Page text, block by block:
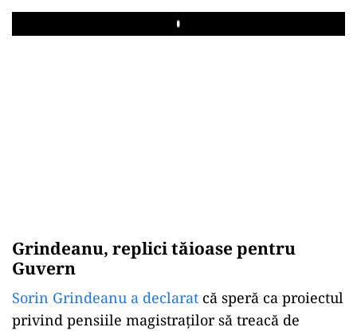
Play
Grindeanu, replici tăioase pentru
Guvern
Sorin Grindeanu a declarat că speră ca proiectul
privind pensiile magistraților să treacă de